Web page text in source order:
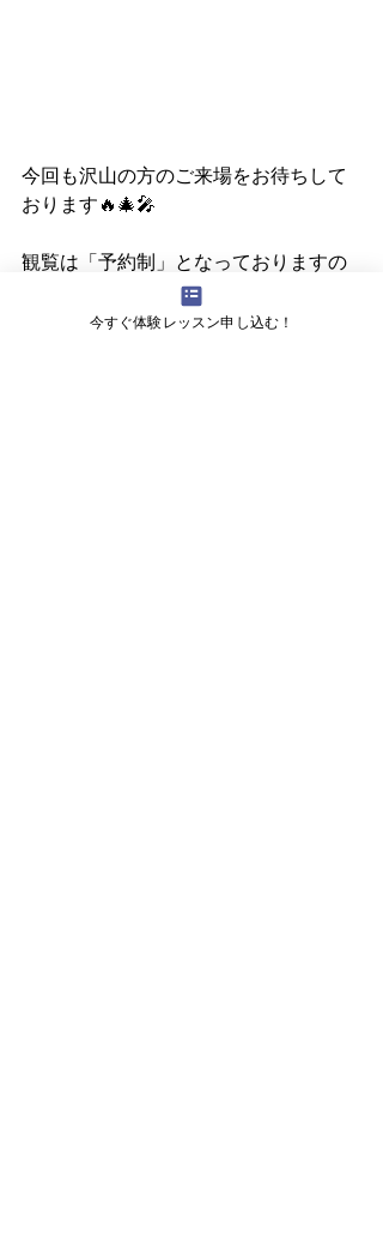
今回も沢山の方のご来場をお待ちして
おります🔥🎄🎤
観覧は「予約制」となっておりますの
観覧希望の方は、こちらから📩
今すぐ体験レッスン申し込む！